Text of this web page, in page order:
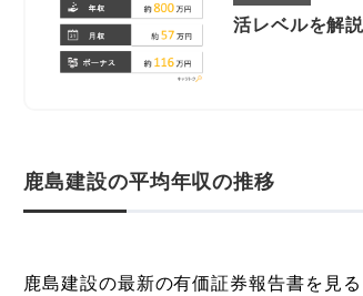
活レベルを解説
鹿島建設の平均年収の推移
鹿島建設の最新の有価証券報告書を見